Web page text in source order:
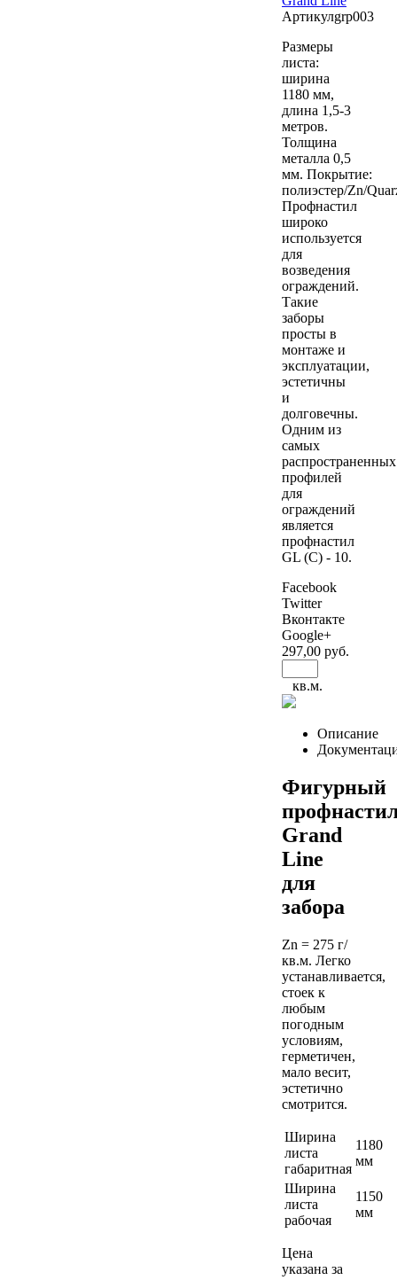
Артикулgrp003
Размеры
листа:
ширина
1180 мм,
длина 1,5-3
метров.
Толщина
металла 0,5
мм. Покрытие:
полиэстер/Zn/
Профнастил
широко
используется
для
возведения
ограждений.
Такие
заборы
просты в
монтаже и
эксплуатации,
эстетичны
и
долговечны.
Одним из
самых
распространенных
профилей
для
ограждений
является
профнастил
GL (C) - 10.
Facebook
Twitter
Вконтакте
Google+
297,00 руб.
кв.м.
Описание
Фигурный
Grand
Line
для
забора
Zn = 275 г/
кв.м. Легко
устанавливается,
стоек к
любым
погодным
условиям,
герметичен,
мало весит,
эстетично
смотрится.
Ширина
листа
габаритная
1180
мм
Ширина
листа
рабочая
1150
мм
Цена
указана за